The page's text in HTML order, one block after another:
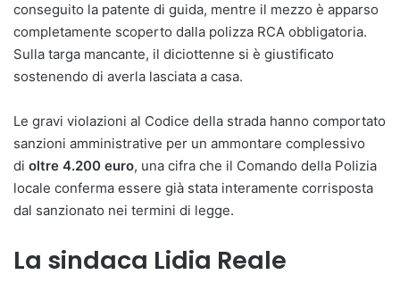
conseguito la patente di guida, mentre il mezzo è apparso
completamente scoperto dalla polizza RCA obbligatoria.
Sulla targa mancante, il diciottenne si è giustificato
sostenendo di averla lasciata a casa.
Le gravi violazioni al Codice della strada hanno comportato
sanzioni amministrative per un ammontare complessivo
di oltre 4.200 euro, una cifra che il Comando della Polizia
locale conferma essere già stata interamente corrisposta
dal sanzionato nei termini di legge.
La sindaca Lidia Reale